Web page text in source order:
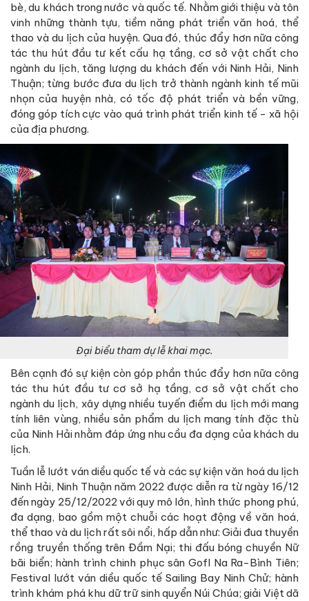
bè, du khách trong nước và quốc tế. Nhằm giới thiệu và tôn
vinh những thành tựu, tiềm năng phát triển văn hoá, thể
thao và du lịch của huyện. Qua đó, thúc đẩy hơn nữa công
tác thu hút đầu tư kết cấu hạ tầng, cơ sở vật chất cho
ngành du lịch, tăng lượng du khách đến với Ninh Hải, Ninh
Thuận; từng bước đưa du lịch trở thành ngành kinh tế mũi
nhọn của huyện nhà, có tốc độ phát triển và bền vững,
đóng góp tích cực vào quá trình phát triển kinh tế - xã hội
của địa phương.
Đại biểu tham dự lễ khai mạc.
Bên cạnh đó sự kiện còn góp phần thúc đẩy hơn nữa công
tác thu hút đầu tư cơ sở hạ tầng, cơ sở vật chất cho
ngành du lịch, xây dựng nhiều tuyến điểm du lịch mới mang
tính liên vùng, nhiều sản phẩm du lịch mang tính đặc thù
của Ninh Hải nhằm đáp ứng nhu cầu đa dạng của khách du
lịch.
Tuần lễ lướt ván diều quốc tế và các sự kiện văn hoá du lịch
Ninh Hải, Ninh Thuận năm 2022 được diễn ra từ ngày 16/12
đến ngày 25/12/2022 với quy mô lớn, hình thức phong phú,
đa dạng, bao gồm một chuỗi các hoạt động về văn hoá,
thể thao và du lịch rất sôi nổi, hấp dẫn như: Giải đua thuyền
rồng truyền thống trên Đầm Nại; thi đấu bóng chuyền Nữ
bãi biển; hành trình chinh phục sân Gofl Na Ra-Bình Tiên;
Festival lướt ván diều quốc tế Sailing Bay Ninh Chử; hành
trình khám phá khu dữ trữ sinh quyển Núi Chúa; giải Việt dã